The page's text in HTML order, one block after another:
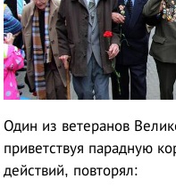
Один из ветеранов
приветствуя парадную
действий, повторял: